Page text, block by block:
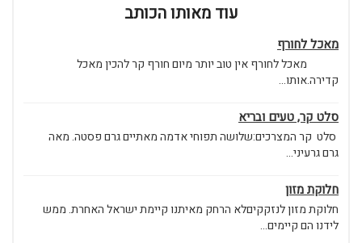
עוד מאותו הכותב
מאכל לחורף
מאכל לחורף אין טוב יותר מיום חורף קר להכין מאכל
קדירה.אותו...
סלט קר, טעים ובריא
סלט קר המצרכים:שלושה תפוחי אדמה מאתיים גרם פסטה. מאה
גרם גרעיני...
חלוקת מזון
חלוקת מזון לנזקקיםלא הרחק מאיתנו קיימת ישראל האחרת. ממש
לידנו הם קיימים...